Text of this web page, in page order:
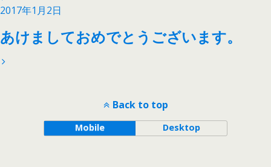
2017年1月2日
あけましておめでとうございます。
Back to top
Mobile Desktop